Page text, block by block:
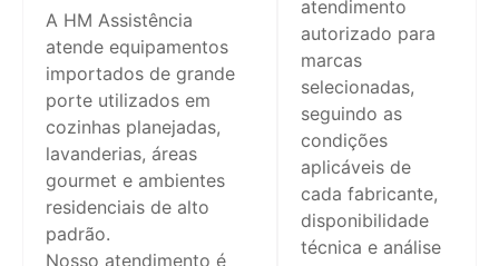
A HM Assistência
atende equipamentos
importados de grande
porte utilizados em
cozinhas planejadas,
lavanderias, áreas
gourmet e ambientes
residenciais de alto
padrão.
Nosso atendimento é
atendimento
autorizado para
marcas
selecionadas,
seguindo as
condições
aplicáveis de
cada fabricante,
disponibilidade
técnica e análise